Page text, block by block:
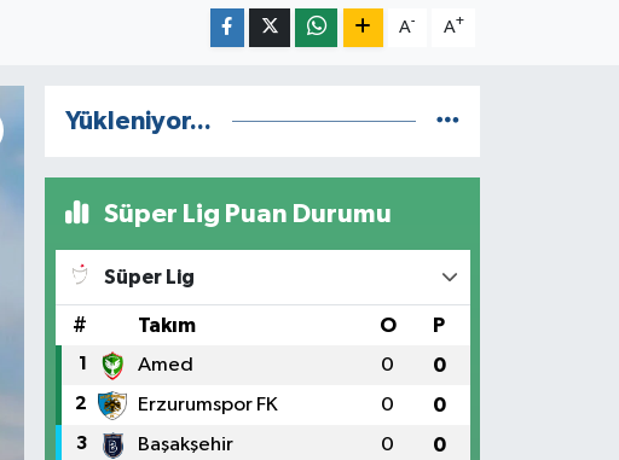
A- A+
Yükleniyor...
Süper Lig Puan Durumu
Süper Lig
# Takım O P
1 Amed 0 0
2 Erzurumspor FK 0 0
3 Başakşehir 0 0